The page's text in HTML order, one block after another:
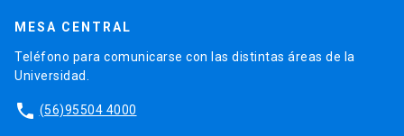
MESA CENTRAL
Teléfono para comunicarse con las distintas áreas de la
Universidad.
phone (56)95504 4000